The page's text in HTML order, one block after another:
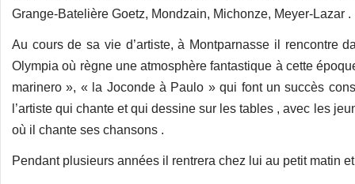
Grange-Batelière Goetz, Mondzain, Michonze, Meyer-Lazar .
Au cours de sa vie d’artiste, à Montparnasse il rencontre
Olympia où règne une atmosphère fantastique à cette
marinero », « la Joconde à Paulo » qui font un succès
l’artiste qui chante et qui dessine sur les tables , avec les
où il chante ses chansons .
Pendant plusieurs années il rentrera chez lui au petit matin